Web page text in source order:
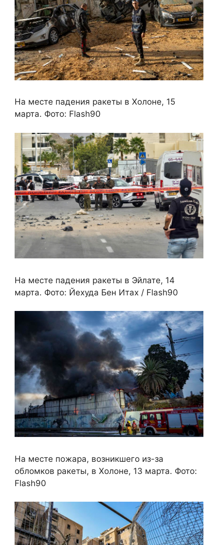
На месте падения ракеты в Холоне, 15
марта. Фото: Flash90
На месте падения ракеты в Эйлате, 14
марта. Фото: Йехуда Бен Итах / Flash90
На месте пожара, возникшего из-за
обломков ракеты, в Холоне, 13 марта. Фото:
Flash90